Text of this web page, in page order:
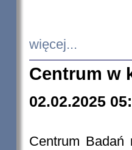
więcej...
Centrum w
02.02.2025
Centrum Badań